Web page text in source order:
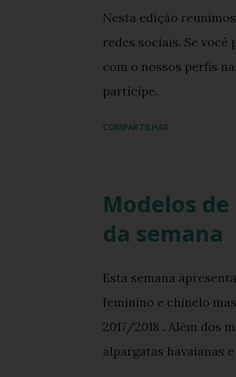
Nesta edição
redes sociais. Se você
com o nossos perfis
participe.
COMPARTILHAR
Modelos
da semana
Esta semana
feminino e chinelo
2017/2018 . Além dos
alpargatas havaianas